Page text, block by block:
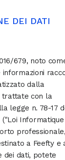
DEI DATI
679, noto
informazioni
dalla
trattate con la
legge n. 78-17
professionale,
a Feefty e
dei dati, potete